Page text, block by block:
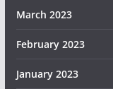
March 2023
February 2023
January 2023